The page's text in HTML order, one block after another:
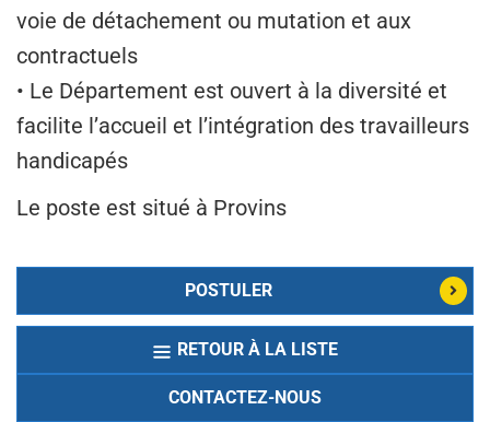
voie de détachement ou mutation et aux
contractuels
• Le Département est ouvert à la diversité et
facilite l’accueil et l’intégration des travailleurs
handicapés
Le poste est situé à Provins
POSTULER
RETOUR À LA LISTE
CONTACTEZ-NOUS